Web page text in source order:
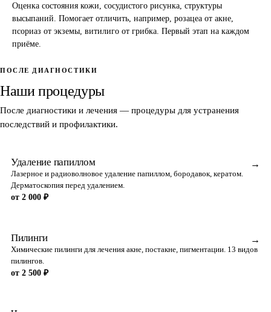
Оценка состояния кожи, сосудистого рисунка, структуры
высыпаний. Помогает отличить, например, розацеа от акне,
псориаз от экземы, витилиго от грибка. Первый этап на каждом
приёме.
ПОСЛЕ ДИАГНОСТИКИ
Наши процедуры
После диагностики и лечения — процедуры для устранения
последствий и профилактики.
Удаление папиллом
Лазерное и радиоволновое удаление папиллом, бородавок, кератом.
Дерматоскопия перед удалением.
от 2 000 ₽
→
Пилинги
Химические пилинги для лечения акне, постакне, пигментации. 13 видов
пилингов.
от 2 500 ₽
→